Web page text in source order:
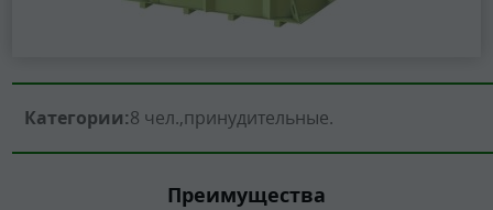
Категории:8 чел. принудительные
Преимущества